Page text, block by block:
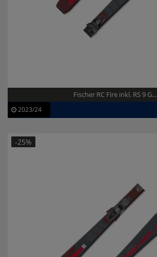
Fischer RC Fire inkl. RS 9 G...
Artikel-ID:
113680
2023/24
-25%